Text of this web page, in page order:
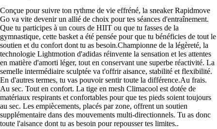
Conçue pour suivre ton rythme de vie effréné, la sneaker Rapidmove
Go va vite devenir un allié de choix pour tes séances d'entraînement.
Que tu participes à un cours de HIIT ou que tu fasses de la
gymnastique, cette basket a été pensée pour que tu bénéficies de tout le
soutien et du confort dont tu as besoin.Championne de la légèreté, la
technologie Lightmotion d'adidas réinvente la sensation et les attentes
en matière d'amorti léger, tout en conservant une superbe réactivité. La
semelle intermédiaire sculptée va t'offrir aisance, stabilité et flexibilité.
En d'autres termes, tu vas pouvoir sentir toute la différence.Au frais.
Au sec. Tout en confort. La tige en mesh Climacool est dotée de
matériaux respirants et confortables pour que tes pieds soient toujours
au sec. Les empiècements, placés par zone, offrent un soutien
supplémentaire dans des mouvements multi-directionnels. Tu as donc
toute l'aisance dont tu as besoin pour repousser tes limites..